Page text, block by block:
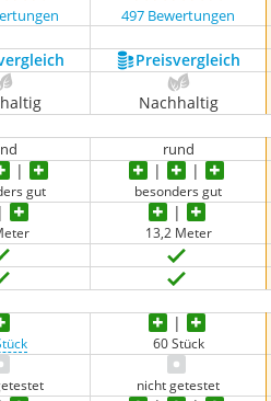
497 Bewertungen
Preis­vergleich
Nachhaltig
rund
gut besonders gut
13,2 Meter
60 Stück
nicht getestet